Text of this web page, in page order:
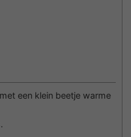
een klein beetje warme